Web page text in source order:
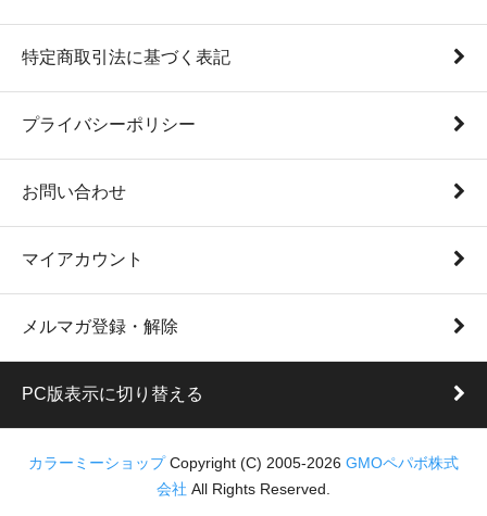
特定商取引法に基づく表記
プライバシーポリシー
お問い合わせ
マイアカウント
メルマガ登録・解除
PC版表示に切り替える
カラーミーショップCopyright (C) 2005-2026 GMOペパボ株式
会社 All Rights Reserved.